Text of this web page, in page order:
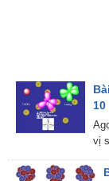
10
vị